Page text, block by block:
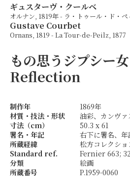
ギュスターヴ・クールベ
オルナン, 1819年 - ラ・トゥール・ド・
Gustave Courbet
Ornans, 1819 - La Tour-de-Peilz, 1877
もの思うジプシー女
Reflection
制作年
1869年
材質・技法・形状
油彩、カンヴァ
寸法（cm）
50.3 x 61
署名・年記
右下に署名、
所蔵経緯
松方コレクショ
Standard ref.
Fernier 663;
分類
絵画
所蔵番号
P.1959-0060